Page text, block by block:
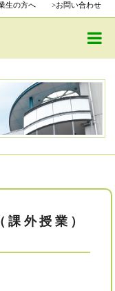
生の方へ >お問い合わせ
課外授業）